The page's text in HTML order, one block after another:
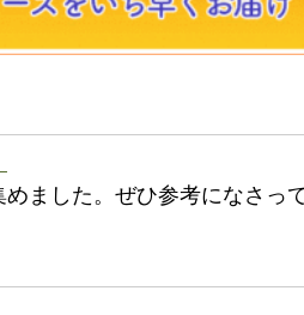
ました。ぜひ参考になさっ